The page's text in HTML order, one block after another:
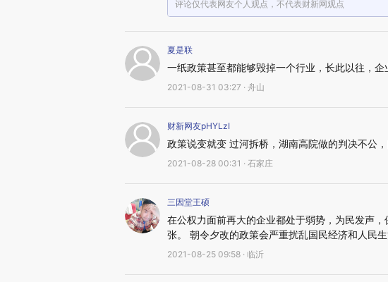
评论仅代表网友个人观点，不代表财新网观点
夏是联
一纸政策甚至都能够毁掉一个行业，长此以往，企
2021-08-31 03:27 · 舟山
财新网友pHYLzI
政策说变就变 过河拆桥，湖南高院做的判决不公
2021-08-28 00:31 · 石家庄
三因堂王硕
在公权力面前再大的企业都处于弱势，为民发声
张。 朝令夕改的政策会严重扰乱国民经济和人民
2021-08-25 09:58 · 临沂